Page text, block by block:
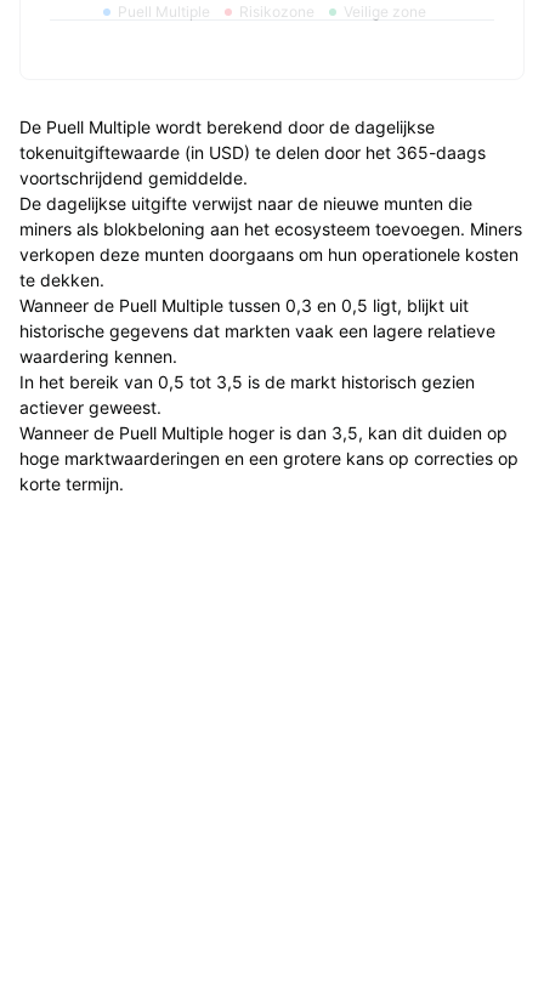
Puell Multiple Risikozone Veilige zone
De Puell Multiple wordt berekend door de dagelijkse
tokenuitgiftewaarde (in USD) te delen door het 365-daags
voortschrijdend gemiddelde.
De dagelijkse uitgifte verwijst naar de nieuwe munten die
miners als blokbeloning aan het ecosysteem toevoegen. Miners
verkopen deze munten doorgaans om hun operationele kosten
te dekken.
Wanneer de Puell Multiple tussen 0,3 en 0,5 ligt, blijkt uit
historische gegevens dat markten vaak een lagere relatieve
waardering kennen.
In het bereik van 0,5 tot 3,5 is de markt historisch gezien
actiever geweest.
Wanneer de Puell Multiple hoger is dan 3,5, kan dit duiden op
hoge marktwaarderingen en een grotere kans op correcties op
korte termijn.